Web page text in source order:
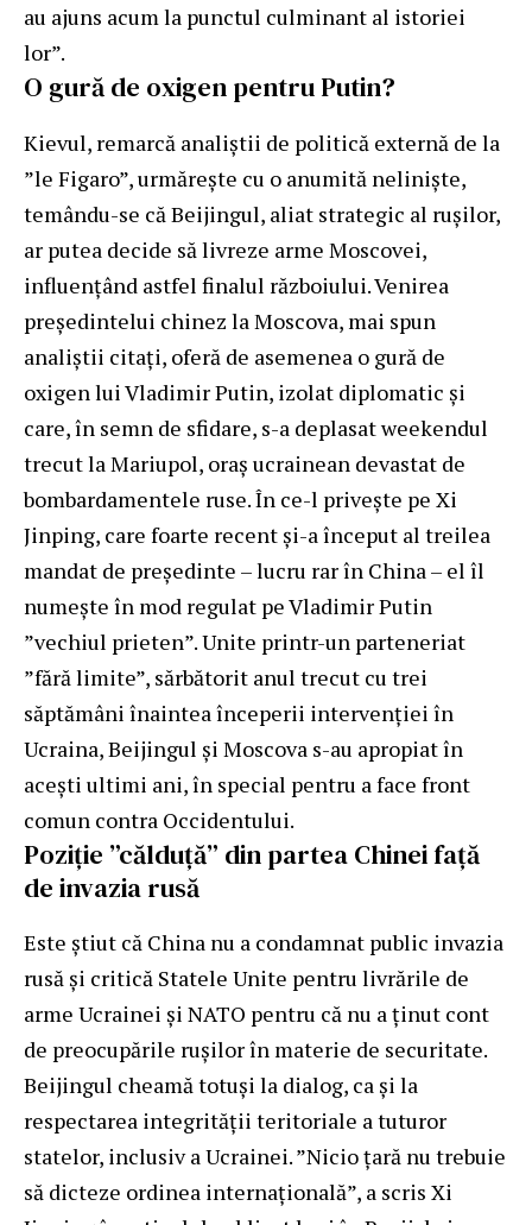
au ajuns acum la punctul culminant al istoriei
lor”.
O gură de oxigen pentru Putin?
Kievul, remarcă analiștii de politică externă de la
”le Figaro”, urmărește cu o anumită neliniște,
temându-se că Beijingul, aliat strategic al rușilor,
ar putea decide să livreze arme Moscovei,
influențând astfel finalul războiului. Venirea
președintelui chinez la Moscova, mai spun
analiștii citați, oferă de asemenea o gură de
oxigen lui Vladimir Putin, izolat diplomatic și
care, în semn de sfidare, s-a deplasat weekendul
trecut la Mariupol, oraș ucrainean devastat de
bombardamentele ruse. În ce-l privește pe Xi
Jinping, care foarte recent și-a început al treilea
mandat de președinte – lucru rar în China – el îl
numește în mod regulat pe Vladimir Putin
”vechiul prieten”. Unite printr-un parteneriat
”fără limite”, sărbătorit anul trecut cu trei
săptămâni înaintea începerii intervenției în
Ucraina, Beijingul și Moscova s-au apropiat în
acești ultimi ani, în special pentru a face front
comun contra Occidentului.
Poziție ”călduță” din partea Chinei față
de invazia rusă
Este știut că China nu a condamnat public invazia
rusă și critică Statele Unite pentru livrările de
arme Ucrainei și NATO pentru că nu a ținut cont
de preocupările rușilor în materie de securitate.
Beijingul cheamă totuși la dialog, ca și la
respectarea integrității teritoriale a tuturor
statelor, inclusiv a Ucrainei. ”Nicio țară nu trebuie
să dicteze ordinea internațională”, a scris Xi